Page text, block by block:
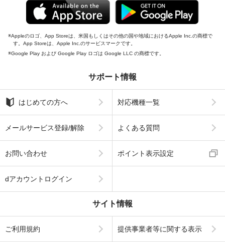
Appleのロゴ、App Storeは、米国もしくはその他の国や地域におけるApple Inc.の商標で
す。App Storeは、Apple Inc.のサービスマークです。
Google Play および Google Play ロゴは Google LLC の商標です。
サポート情報
はじめての方へ 対応機種一覧
メールサービス登録/解除 よくある質問
お問い合わせ ポイント表示設定
dアカウントログイン
サイト情報
ご利用規約 提供事業者等に関する表示